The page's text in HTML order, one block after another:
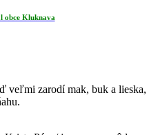
obce Kluknava
veľmi zarodí mak, buk a lieska,